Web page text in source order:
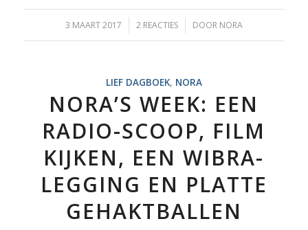
3 MAART 2017
/ 2 REACTIES
/ DOOR NORA
LIEF DAGBOEK, NORA
NORA’S WEEK: EEN
RADIO-SCOOP, FILM
KIJKEN, EEN WIBRA-
LEGGING EN PLATTE
GEHAKTBALLEN